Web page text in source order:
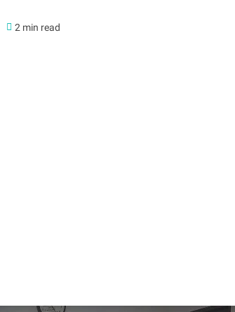
2 min read